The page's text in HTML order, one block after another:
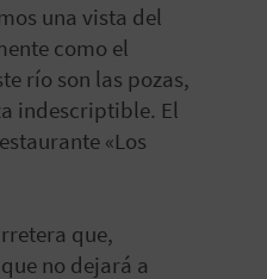
una vista del
como el
río son las pozas,
indescriptible. El
«Los
que,
no dejará a